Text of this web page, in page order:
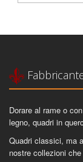
Dorare al rame o
legno, quadri in
Quadri classici, ma
nostre collezioni